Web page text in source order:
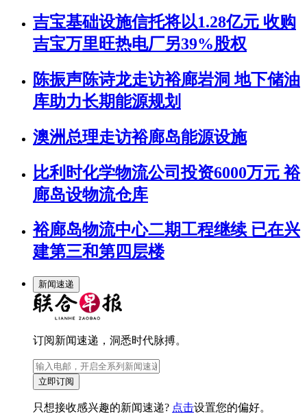
吉宝基础设施信托将以1.28亿元 收购
吉宝万里旺热电厂另39%股权
陈振声陈诗龙走访裕廊岩洞 地下储油
库助力长期能源规划
澳洲总理走访裕廊岛能源设施
比利时化学物流公司投资6000万元 裕
廊岛设物流仓库
裕廊岛物流中心二期工程继续 已在兴
建第三和第四层楼
新闻速递
订阅新闻速递，洞悉时代脉搏。
立即订阅
只想接收感兴趣的新闻速递? 点击设置您的偏好。